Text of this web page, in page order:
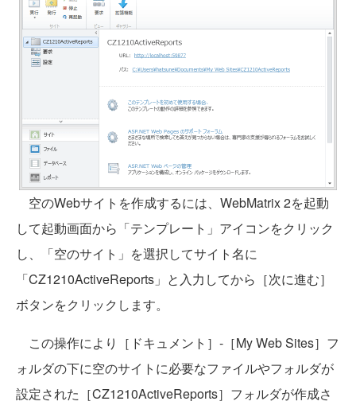
空のWebサイトを作成するには、WebMatrix 2を起動
して起動画面から「テンプレート」アイコンをクリック
し、「空のサイト」を選択してサイト名に
「CZ1210ActiveReports」と入力してから［次に進む］
ボタンをクリックします。
この操作により［ドキュメント］‐［My Web Sites］フ
ォルダの下に空のサイトに必要なファイルやフォルダが
設定された［CZ1210ActiveReports］フォルダが作成さ